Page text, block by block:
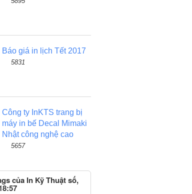
Báo giá in lịch Tết 2017
5831
Công ty InKTS trang bị
máy in bế Decal Mimaki
Nhật công nghệ cao
5657
của In Kỹ Thuật số,